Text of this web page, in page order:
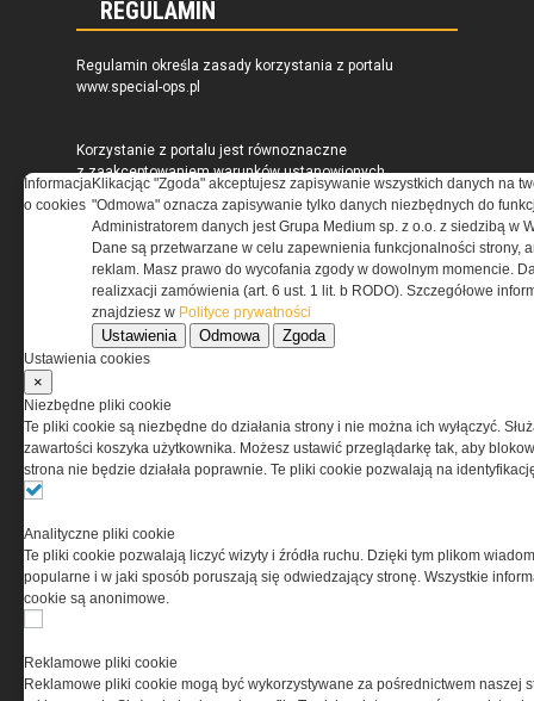
REGULAMIN
Regulamin określa zasady korzystania z portalu
www.special-ops.pl
Korzystanie z portalu jest równoznaczne
z zaakceptowaniem warunków ustanowionych
przez Grupa MEDIUM Spółka z ograniczoną
odpowiedzialnością Spółka komandytowa, nr KRS:
0000537655, NIP 1132860378, REGON 146393437
(zwana dalej Grupa MEDIUM) w postaci Regulaminu.
Przeczytaj regulamin
PRYWATNOŚĆ
w celu świadczenia usług na najwyższym poziomie,
w tym w sposób dostosowany do indywidualnych potrzeb.
Korzystanie z witryny bez zmiany ustawień dotyczących
cookies oznacza, że będą one zamieszczane w Twoim
cookies. Nim Państwo zaczną korzystać z naszego
serwisu prosimy o zapoznanie się z nasząpolityką
Informacja
o cookies
Klikacjąc "Zgoda" akceptujesz zapisywanie wszystkich danych na
"Odmowa" oznacza zapisywanie tylko danych niezbędnych do
Administratorem danych jest Grupa Medium sp. z o.o. z siedzibą w
Dane są przetwarzane w celu zapewnienia funkcjonalności strony,
reklam. Masz prawo do wycofania zgody w dowolnym momencie.
realizxacji zamówienia (art. 6 ust. 1 lit. b RODO). Szczegółowe
znajdziesz w Polityce prywatności
Ustawienia Odmowa Zgoda
Ustawienia cookies
×
Niezbędne pliki cookie
Te pliki cookie są niezbędne do działania strony i nie można ich wyłączyć.
zawartości koszyka użytkownika. Możesz ustawić przeglądarkę tak, aby
strona nie będzie działała poprawnie. Te pliki cookie pozwalają na
Analityczne pliki cookie
Te pliki cookie pozwalają liczyć wizyty i źródła ruchu. Dzięki tym plikom
popularne i w jaki sposób poruszają się odwiedzający stronę. Wszystkie
cookie są anonimowe.
Reklamowe pliki cookie
Reklamowe pliki cookie mogą być wykorzystywane za pośrednictwem naszej